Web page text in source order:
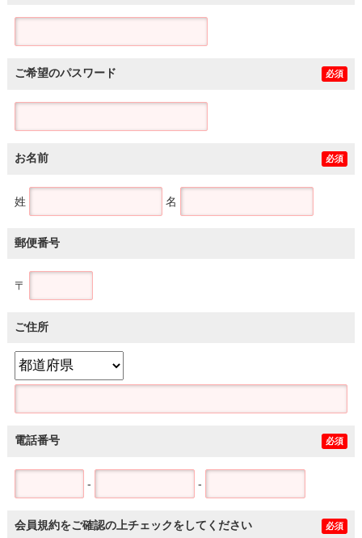
ご希望のパスワード 必須
お名前 必須
姓 名
郵便番号
〒
ご住所
電話番号 必須
- -
会員規約をご確認の上チェックをしてください 必須